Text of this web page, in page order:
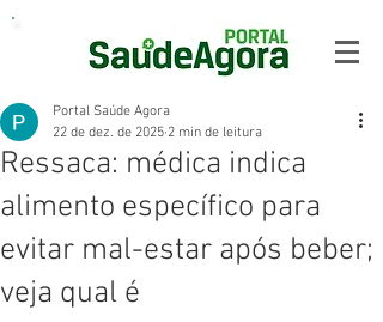
Ressaca: médica indica
alimento específico para
evitar mal-estar após beber;
veja qual é
Portal Saúde Agora
22 de dez. de 2025 2 min de leitura